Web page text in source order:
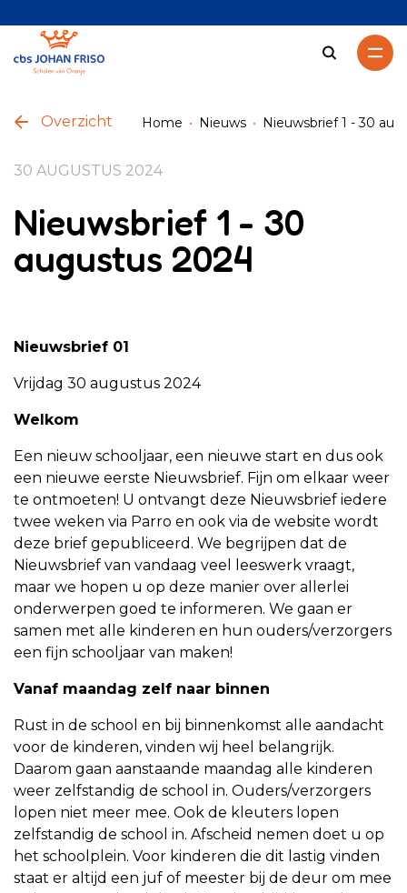
Zoeken
Overzicht Home Nieuws Nieuwsbrief 1 - 30
30 AUGUSTUS 2024
Nieuwsbrief 1 - 30
augustus 2024
Nieuwsbrief 01
Vrijdag 30 augustus 2024
Welkom
Een nieuw schooljaar, een nieuwe start en dus ook
een nieuwe eerste Nieuwsbrief. Fijn om elkaar weer
te ontmoeten! U ontvangt deze Nieuwsbrief iedere
twee weken via Parro en ook via de website wordt
deze brief gepubliceerd. We begrijpen dat de
Nieuwsbrief van vandaag veel leeswerk vraagt,
maar we hopen u op deze manier over allerlei
onderwerpen goed te informeren. We gaan er
samen met alle kinderen en hun ouders/verzorgers
een fijn schooljaar van maken!
Vanaf maandag zelf naar binnen
Rust in de school en bij binnenkomst alle aandacht
voor de kinderen, vinden wij heel belangrijk.
Daarom gaan aanstaande maandag alle kinderen
weer zelfstandig de school in. Ouders/verzorgers
lopen niet meer mee. Ook de kleuters lopen
zelfstandig de school in. Afscheid nemen doet u op
het schoolplein. Voor kinderen die dit lastig vinden
staat er altijd een juf of meester bij de deur om mee